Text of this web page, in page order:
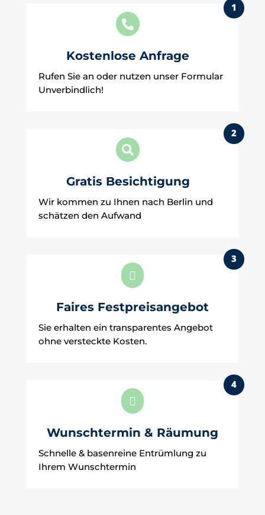

Kostenlose Anfrage
1
Rufen Sie an oder nutzen unser Formular
Unverbindlich!

Gratis Besichtigung
2
Wir kommen zu Ihnen nach Berlin und
schätzen den Aufwand

Faires Festpreisangebot
3
Sie erhalten ein transparentes Angebot
ohne versteckte Kosten.

Wunschtermin & Räumung
4
Schnelle & basenreine Entrümlung zu
Ihrem Wunschtermin